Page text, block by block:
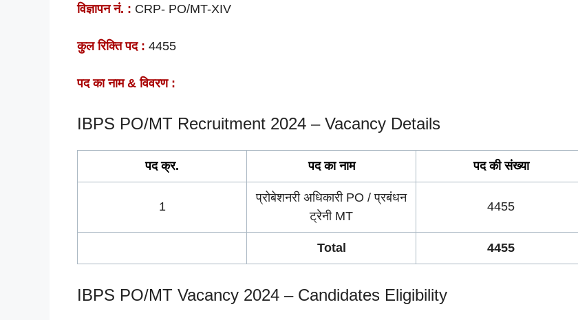
विज्ञापन नं. : CRP- PO/MT-XIV
कुल रिक्ति पद : 4455
पद का नाम & विवरण :
IBPS PO/MT Recruitment 2024 – Vacancy Details
पद क्र. पद का नाम पद की संख्या
1
प्रोबेशनरी अधिकारी PO / प्रबंधन
ट्रेनी MT
4455
Total 4455
IBPS PO/MT Vacancy 2024 – Candidates Eligibility